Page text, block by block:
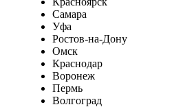
Самара
Уфа
Ростов-на-Дону
Омск
Краснодар
Воронеж
Пермь
Волгоград